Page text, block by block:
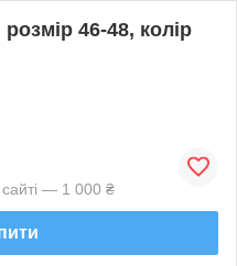
46-48, колір
— 1 000 ₴